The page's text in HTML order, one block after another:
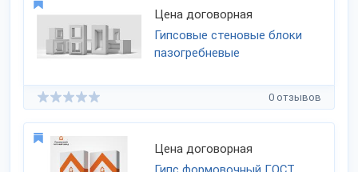
Цена договорная
Гипсовые стеновые блоки
пазогребневые
0 отзывов
Цена договорная